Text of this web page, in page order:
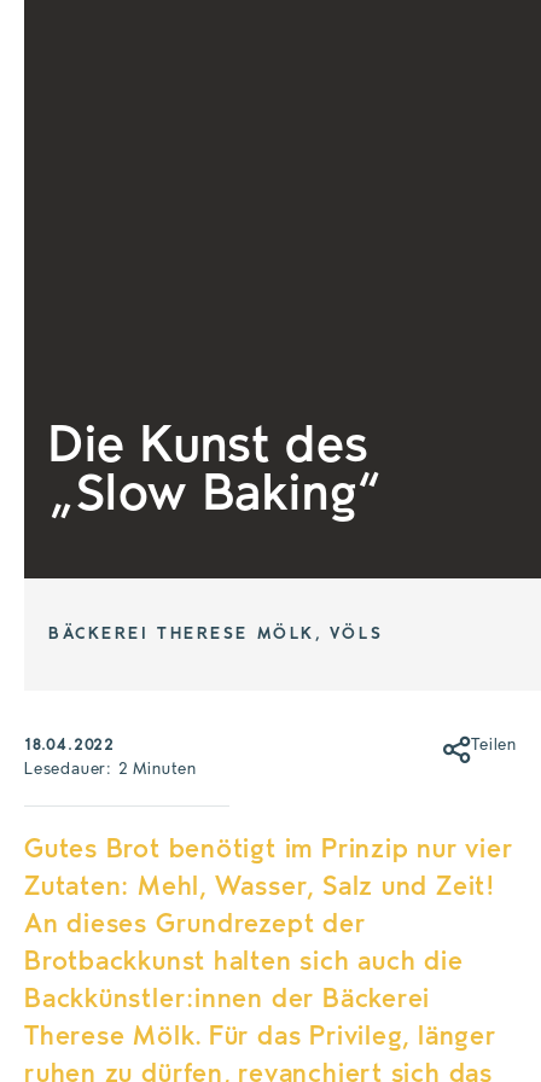
Die Kunst des
„Slow Baking“
BÄCKEREI THERESE MÖLK, VÖLS
18.04.2022
Lesedauer: 2 Minuten
Teilen
Gutes Brot benötigt im Prinzip nur vier
Zutaten: Mehl, Wasser, Salz und Zeit!
An dieses Grundrezept der
Brotbackkunst halten sich auch die
Backkünstler:innen der Bäckerei
Therese Mölk. Für das Privileg, länger
ruhen zu dürfen, revanchiert sich das